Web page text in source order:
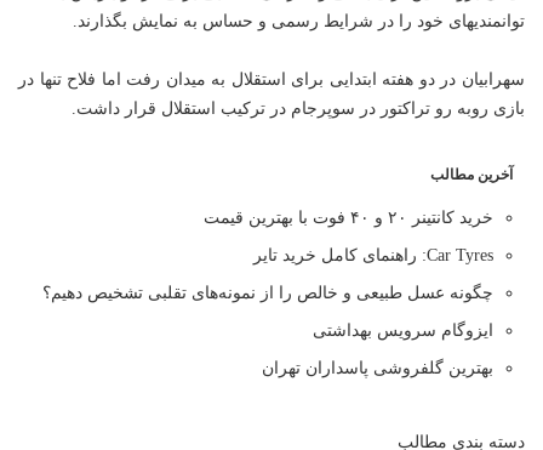
توانمندیهای خود را در شرایط رسمی و حساس به نمایش بگذارند.
سهرابیان در دو هفته ابتدایی برای استقلال به میدان رفت اما فلاح تنها در
بازی روبه رو تراکتور در سوپرجام در ترکیب استقلال قرار داشت.
آخرین مطالب
خرید کانتینر ۲۰ و ۴۰ فوت با بهترین قیمت
Car Tyres: راهنمای کامل خرید تایر
چگونه عسل طبیعی و خالص را از نمونه‌های تقلبی تشخیص دهیم؟
ایزوگام سرویس بهداشتی
بهترین گلفروشی پاسداران تهران
دسته بندی مطالب